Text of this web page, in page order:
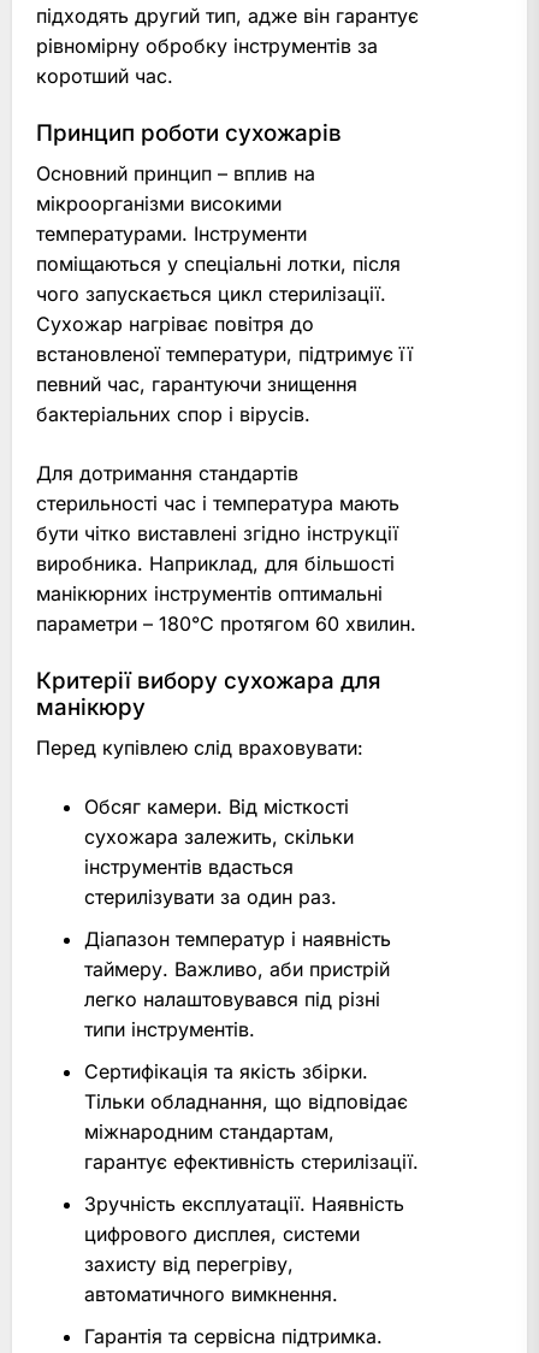
підходять другий тип, адже він гарантує
рівномірну обробку інструментів за
коротший час.
Принцип роботи сухожарів
Основний принцип – вплив на
мікроорганізми високими
температурами. Інструменти
поміщаються у спеціальні лотки, після
чого запускається цикл стерилізації.
Сухожар нагріває повітря до
встановленої температури, підтримує її
певний час, гарантуючи знищення
бактеріальних спор і вірусів.
Для дотримання стандартів
стерильності час і температура мають
бути чітко виставлені згідно інструкції
виробника. Наприклад, для більшості
манікюрних інструментів оптимальні
параметри – 180°C протягом 60 хвилин.
Критерії вибору сухожара для
манікюру
Перед купівлею слід враховувати:
Обсяг камери. Від місткості
сухожара залежить, скільки
інструментів вдасться
стерилізувати за один раз.
Діапазон температур і наявність
таймеру. Важливо, аби пристрій
легко налаштовувався під різні
типи інструментів.
Сертифікація та якість збірки.
Тільки обладнання, що відповідає
міжнародним стандартам,
гарантує ефективність стерилізації.
Зручність експлуатації. Наявність
цифрового дисплея, системи
захисту від перегріву,
автоматичного вимкнення.
Гарантія та сервісна підтримка.